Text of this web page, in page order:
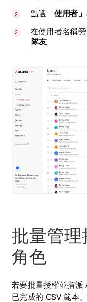
點選「使用者」
在使用者名稱
隊友
批量管理
角色
若要批量授權並指派
已完成的 CSV 範本